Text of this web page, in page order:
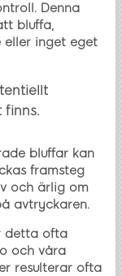
Denna
bluffa,
eller inget eget
finns.
bluffar kan
framsteg
och ärlig om
avtryckaren.
detta ofta
och våra
resulterar ofta